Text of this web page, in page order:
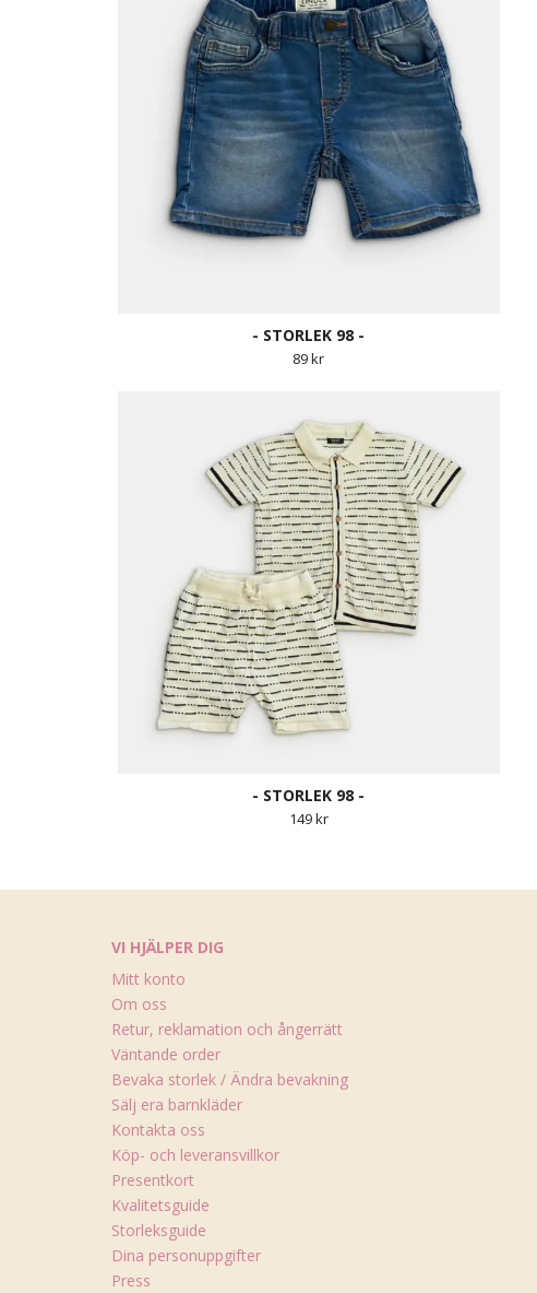
- STORLEK 98 -
89 kr
- STORLEK 98 -
149 kr
VI HJÄLPER DIG
Mitt konto
Om oss
Retur, reklamation och ångerrätt
Väntande order
Bevaka storlek / Ändra bevakning
Sälj era barnkläder
Kontakta oss
Köp- och leveransvillkor
Presentkort
Kvalitetsguide
Storleksguide
Dina personuppgifter
Press